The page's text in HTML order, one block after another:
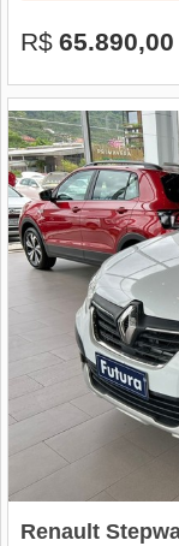
R$ 65.890,00
Renault